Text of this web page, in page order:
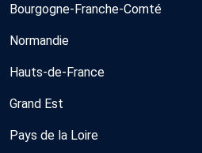
Bourgogne-Franche-Comté
Normandie
Hauts-de-France
Grand Est
Pays de la Loire